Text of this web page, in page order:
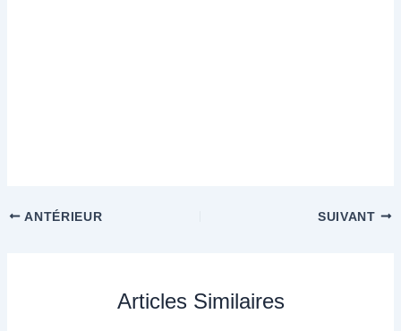
ANTÉRIEUR SUIVANT
Articles Similaires